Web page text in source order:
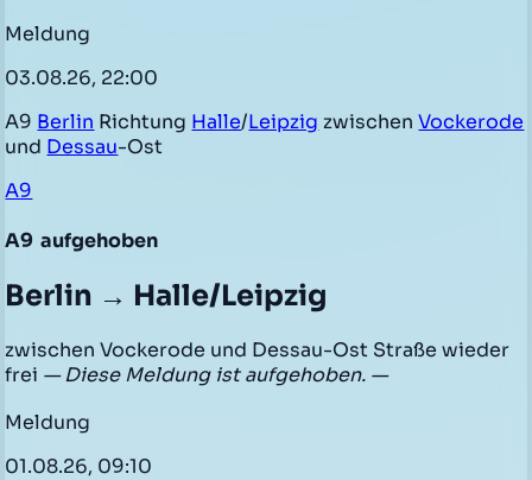
Meldung
03.08.26, 22:00
A9 Berlin Richtung Halle/Leipzig zwischenVockerode
und Dessau-Ost
A9
A9 aufgehoben
Berlin → Halle/Leipzig
zwischen Vockerode und Dessau-Ost Straße wieder
frei — Diese Meldung ist aufgehoben. —
Meldung
01.08.26, 09:10